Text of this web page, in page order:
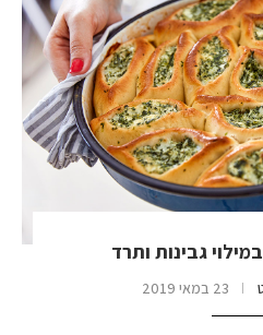
גבינות ותרד
23 במאי 2019